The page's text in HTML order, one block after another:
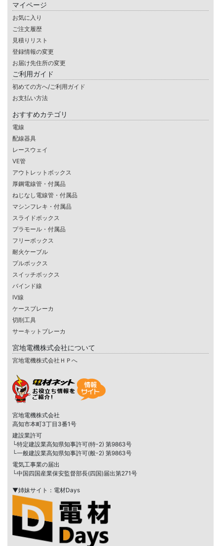
マイページ
お気に入り
ご注文履歴
見積りリスト
登録情報の変更
お届け先住所の変更
ご利用ガイド
初めての方へ/ご利用ガイド
お支払い方法
おすすめカテゴリ
電線
配線器具
レースウェイ
VE管
アウトレットボックス
厚鋼電線管・付属品
ねじなし電線管・付属品
マシンフレキ・付属品
スライドボックス
プラモール・付属品
フリーボックス
耐火ケーブル
プルボックス
スイッチボックス
バインド線
IV線
ケースブレーカ
切削工具
サーキットブレーカ
宮地電機株式会社について
宮地電機株式会社ＨＰへ
宮地電機株式会社
高知市本町3丁目3番1号
建設業許可
└特定建設業高知県知事許可(特-2) 第9863号
└一般建設業高知県知事許可(般-2) 第9863号
電気工事業の届出
└中国四国産業保安監督部長(四国)届出第271号
▼姉妹サイト：電材Days